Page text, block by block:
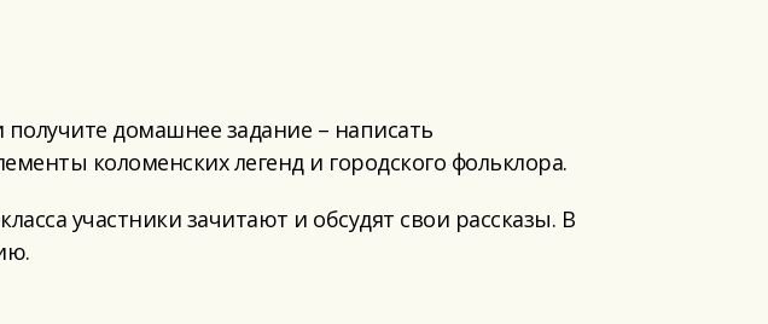
домашнее задание – написать
коломенских легенд и городского фольклора.
участники зачитают и обсудят свои рассказы. В